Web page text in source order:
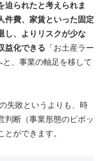
迫られたと考えられま
件費、家賃といった固定
し、よりリスクが少な
益化できる 「お土産ラー
と、事業の軸足を移して
失敗というよりも、時
判断（事業形態のピボッ
とができます。